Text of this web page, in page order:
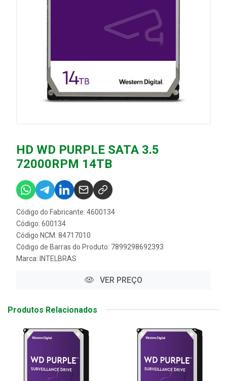
HD WD PURPLE SATA 3.5
72000RPM 14TB
Código do Fabricante: 4600134
Código: 600134
Código NCM: 84717010
Código de Barras do Produto: 7899298692393
Marca: INTELBRAS
VER PREÇO
Produtos Relacionados